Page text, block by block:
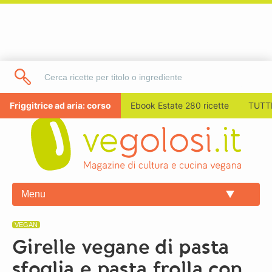
Friggitrice ad aria: corso Ebook Estate 280 ricette
Menu
VEGAN
Girelle vegane di pasta